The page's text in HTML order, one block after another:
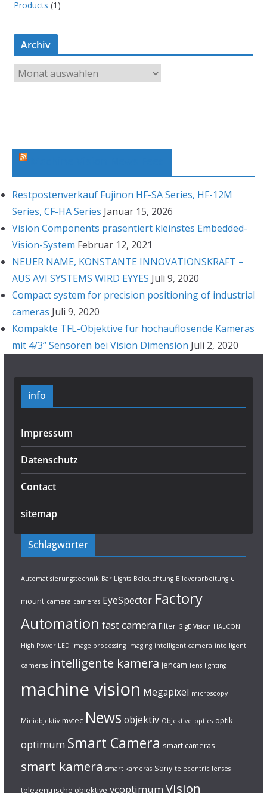
Products (1)
Archiv
r
Restpostenverkauf Fujinon HF-SA Series, HF-12M
Series, CF-HA Series Januar 15, 2026
Vision Components präsentiert kleinstes Embedded-
Vision-System Februar 12, 2021
NEUER NAME, KONSTANTE INNOVATIONSKRAFT –
AUS AVI SYSTEMS WIRD EYYES Juli 9, 2020
Compact system for precision positioning of industrial
cameras Juli 9, 2020
Kompakte TFL-Objektive für hochauflösende Kameras
mit 4/3“ Sensoren bei Vision Dimension Juli 2, 2020
info
Impressum
Datenschutz
Contact
sitemap
Schlagwörter
Automatisierungstechnik Bar Lights Beleuchtung Bildverarbeitung c-
mount camera cameras EyeSpector Factory
Automation fast camera Filter GigE Vision HALCON
High Power LED image processing imaging intelligent camera intelligent
cameras intelligente kamera jencam lens lighting
machine vision Megapixel microscopy
Miniobjektiv mvtec News objektiv Objektive optics optik
optimum Smart Camera smart cameras
smart kamera smart kameras Sony telecentric lenses
telezentrische objektive vcoptimum Vision